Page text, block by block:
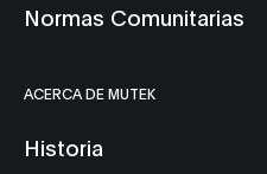
Normas Comunitarias
ACERCA DE MUTEK
Historia